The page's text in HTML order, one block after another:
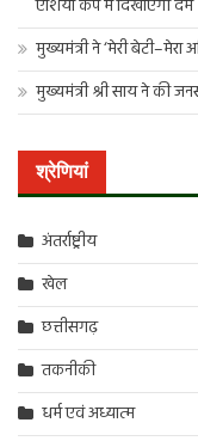
एशिया कप में दिखाएंगी दम
मुख्यमंत्री ने ‘मेरी बेटी–मेरा
मुख्यमंत्री श्री साय ने की
श्रेणियां
अंतर्राष्ट्रीय
खेल
छत्तीसगढ़
तकनीकी
धर्म एवं अध्यात्म